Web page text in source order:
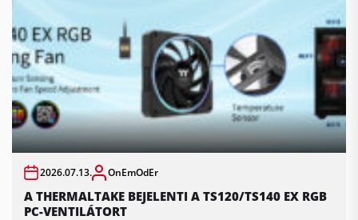
2026.07.13. OnEmOdEr
A THERMALTAKE BEJELENTI A TS120/TS140 EX RGB
PC-VENTILÁTORT